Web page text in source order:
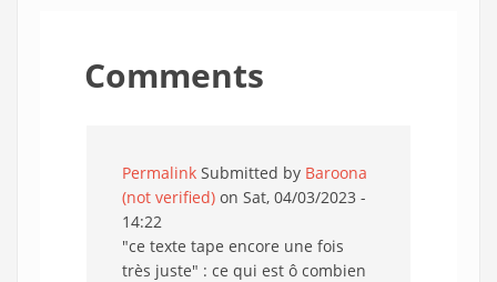
Comments
Permalink Submitted by Baroona
(not verified) on Sat, 04/03/2023 -
14:22
"ce texte tape encore une fois
très juste" : ce qui est ô combien